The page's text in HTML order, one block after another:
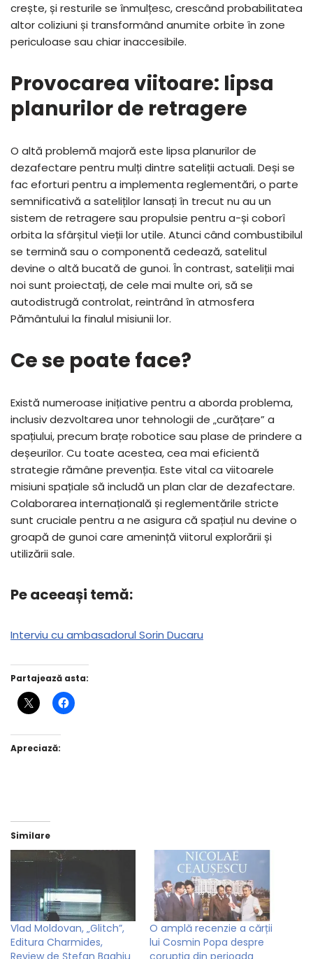
crește, și resturile se înmulțesc, crescând probabilitatea
altor coliziuni și transformând anumite orbite în zone
periculoase sau chiar inaccesibile.
Provocarea viitoare: lipsa
planurilor de retragere
O altă problemă majoră este lipsa planurilor de
dezafectare pentru mulți dintre sateliții actuali. Deși se
fac eforturi pentru a implementa reglementări, o parte
semnificativă a sateliților lansați în trecut nu au un
sistem de retragere sau propulsie pentru a-și coborî
orbita la sfârșitul vieții lor utile. Atunci când combustibilul
se termină sau o componentă cedează, satelitul
devine o altă bucată de gunoi. În contrast, sateliții mai
noi sunt proiectați, de cele mai multe ori, să se
autodistrugă controlat, reintrând în atmosfera
Pământului la finalul misiunii lor.
Ce se poate face?
Există numeroase inițiative pentru a aborda problema,
inclusiv dezvoltarea unor tehnologii de „curățare” a
spațiului, precum brațe robotice sau plase de prindere a
deșeurilor. Cu toate acestea, cea mai eficientă
strategie rămâne prevenția. Este vital ca viitoarele
misiuni spațiale să includă un plan clar de dezafectare.
Colaborarea internațională și reglementările stricte
sunt cruciale pentru a ne asigura că spațiul nu devine o
groapă de gunoi care amenință viitorul explorării și
utilizării sale.
Pe aceeași temă:
Interviu cu ambasadorul Sorin Ducaru
Partajează asta:
Apreciază:
Similare
Vlad Moldovan, „Glitch”,
Editura Charmides,
O amplă recenzie a cărții
lui Cosmin Popa despre